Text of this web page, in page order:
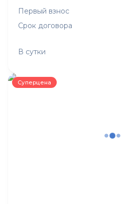
Первый взнос
Срок договора
В сутки
Суперцена